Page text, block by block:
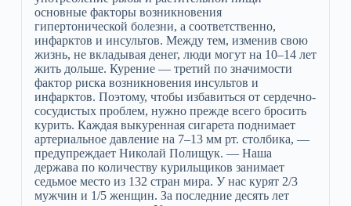
основные факторы возникновения
гипертонической болезни, а соответственно,
инфарктов и инсультов. Между тем, изменив свою
жизнь, не вкладывая денег, люди могут на 10–14 лет
жить дольше. Курение — третий по значимости
фактор риска возникновения инсультов и
инфарктов. Поэтому, чтобы избавиться от сердечно-
сосудистых проблем, нужно прежде всего бросить
курить. Каждая выкуренная сигарета поднимает
артериальное давление на 7–13 мм рт. столбика, —
предупреждает Николай Полищук. — Наша
держава по количеству курильщиков занимает
седьмое место из 132 стран мира. У нас курят 2/3
мужчин и 1/5 женщин. За последние десять лет